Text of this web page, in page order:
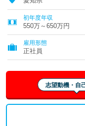
初年度年収
550万～650万円
雇用形態
正社員
志望動機・自